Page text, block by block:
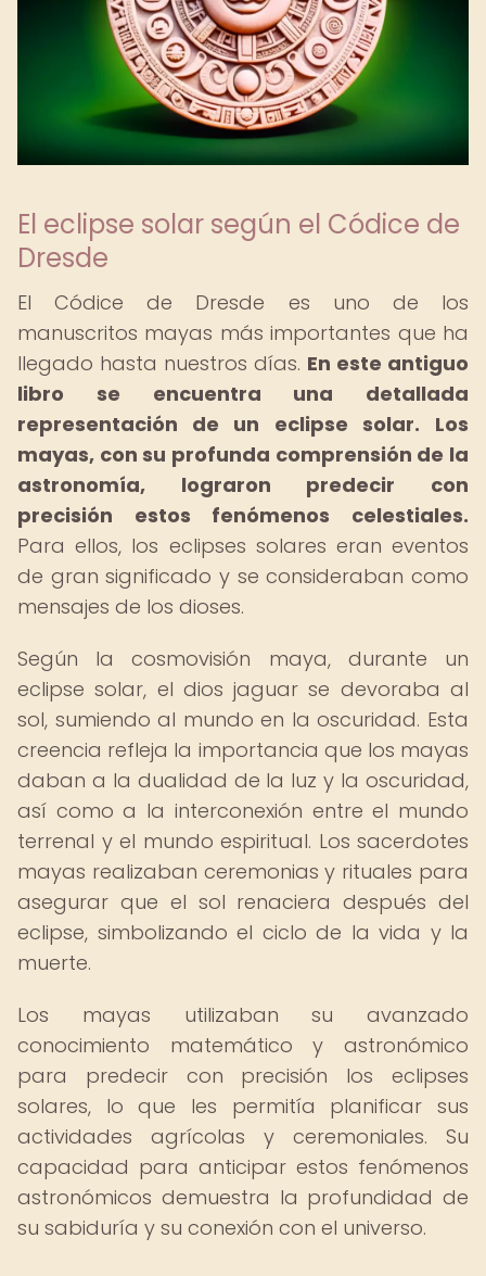
El eclipse solar según el Códice de
Dresde
El Códice de Dresde es uno de los
manuscritos mayas más importantes que ha
llegado hasta nuestros días. En este antiguo
libro se encuentra una detallada
representación de un eclipse solar.
Los
mayas, con su profunda comprensión de la
astronomía, lograron predecir con
precisión estos fenómenos celestiales.
Para ellos, los eclipses solares eran eventos
de gran significado y se consideraban como
mensajes de los dioses.
Según la cosmovisión maya, durante un
eclipse solar, el dios jaguar se devoraba al
sol, sumiendo al mundo en la oscuridad. Esta
creencia refleja la importancia que los mayas
daban a la dualidad de la luz y la oscuridad,
así como a la interconexión entre el mundo
terrenal y el mundo espiritual. Los sacerdotes
mayas realizaban ceremonias y rituales para
asegurar que el sol renaciera después del
eclipse, simbolizando el ciclo de la vida y la
muerte.
Los mayas utilizaban su avanzado
conocimiento matemático y astronómico
para predecir con precisión los eclipses
solares, lo que les permitía planificar sus
actividades agrícolas y ceremoniales. Su
capacidad para anticipar estos fenómenos
astronómicos demuestra la profundidad de
su sabiduría y su conexión con el universo.